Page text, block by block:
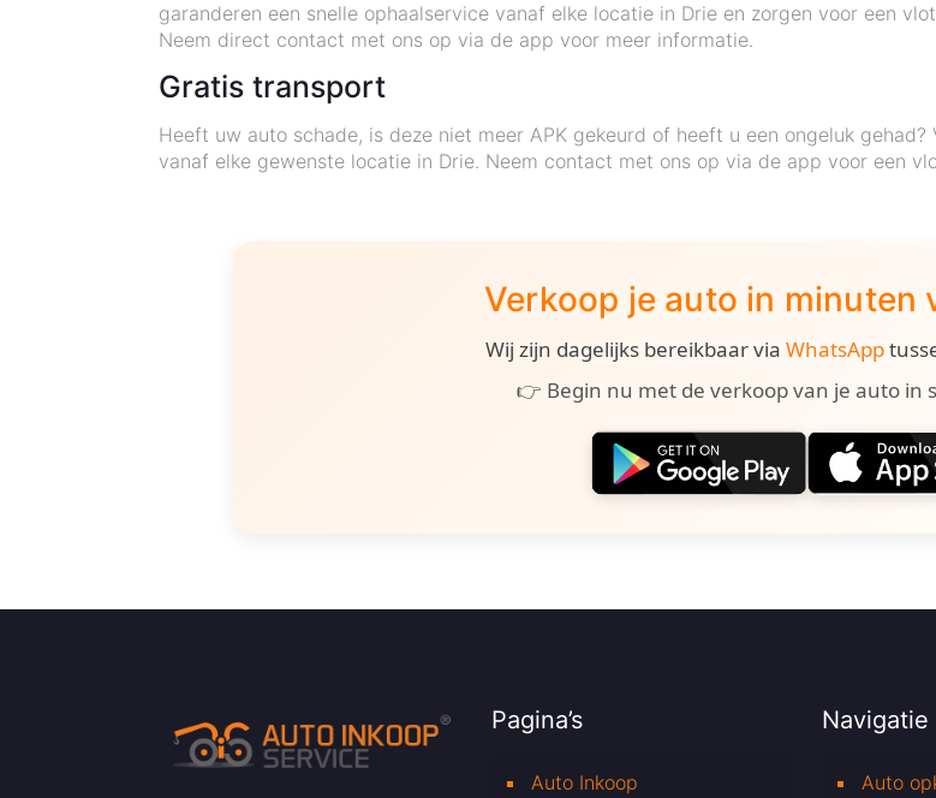
garanderen een snelle ophaalservice vanaf elke locatie in Drie en zorgen voor een
Neem direct contact met ons op via de app voor meer informatie.
Gratis transport
Heeft uw auto schade, is deze niet meer APK gekeurd of heeft u een ongeluk
vanaf elke gewenste locatie in Drie. Neem contact met ons op via de app voor een
Verkoop je auto in minuten
Wij zijn dagelijks bereikbaar via WhatsApp
👉 Begin nu met de verkoop van je auto in
Pagina’s
Auto Inkoop
Navigatie
Auto